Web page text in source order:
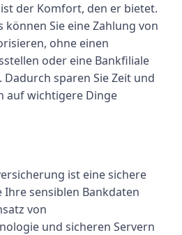
der Komfort, den er bietet.
Sie eine Zahlung von
ohne einen
oder eine Bankfiliale
sparen Sie Zeit und
auf wichtigere Dinge
ist eine sichere
sensiblen Bankdaten
von
und sicheren Servern